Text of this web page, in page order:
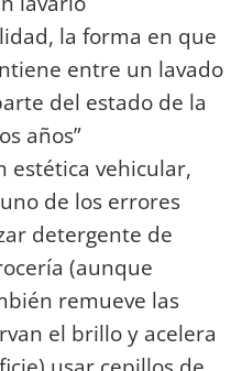
la forma en que
entre un lavado
del estado de la
años”
estética vehicular,
de los errores
detergente de
(aunque
remueve las
el brillo y acelera